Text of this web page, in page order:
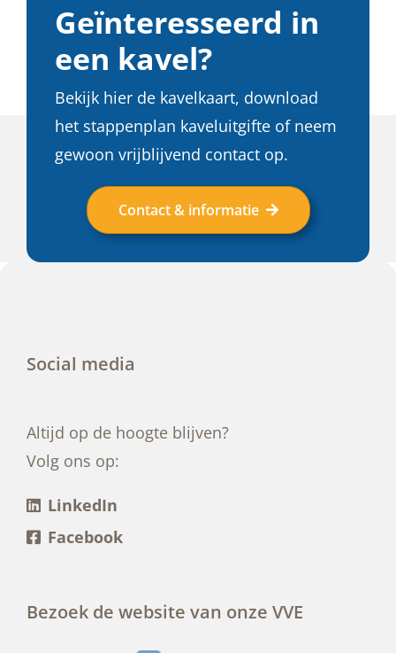
Geïnteresseerd in
een kavel?
Bekijk hier de kavelkaart, download
het stappenplan kaveluitgifte of neem
gewoon vrijblijvend contact op.
Contact & informatie
Social media
Altijd op de hoogte blijven?
Volg ons op:
LinkedIn
Facebook
Bezoek de website van onze VVE